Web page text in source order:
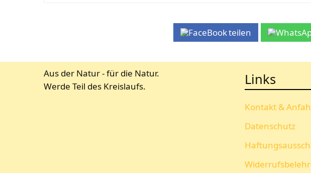
teilen
Aus der Natur - für die Natur.
Werde Teil des Kreislaufs.
Links
Kontakt &
Datenschutz